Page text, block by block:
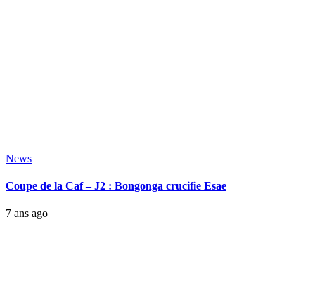
News
Coupe de la Caf – J2 : Bongonga crucifie Esae
7 ans ago